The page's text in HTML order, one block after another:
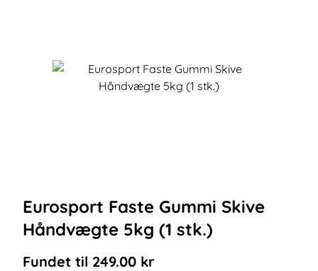
Eurosport Faste Gummi Skive
Håndvægte 5kg (1 stk.)
Fundet til 249.00 kr